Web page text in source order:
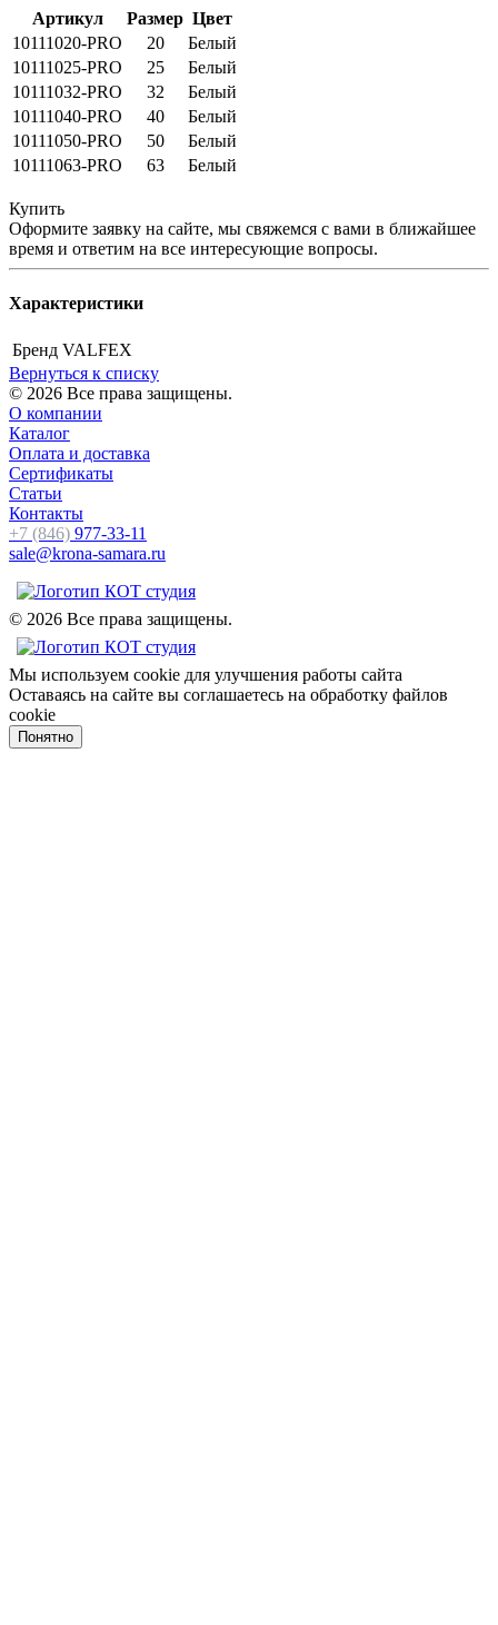
Артикул Размер Цвет
10111020-PRO
20
Белый
10111025-PRO
25
Белый
10111032-PRO
32
Белый
10111040-PRO
40
Белый
10111050-PRO
50
Белый
10111063-PRO
63 Белый
Купить
Оформите заявку на сайте, мы свяжемся с вами в ближайшее
время и ответим на все интересующие вопросы.
Характеристики
Бренд VALFEX
Вернуться к списку
© 2026 Все права защищены.
О компании
Каталог
Оплата и доставка
Сертификаты
Статьи
Контакты
+7 (846) 977-33-11
sale@krona-samara.ru
© 2026 Все права защищены.
Мы используем cookie для улучшения работы сайта
Оставаясь на сайте вы соглашаетесь на обработку файлов
cookie
Понятно